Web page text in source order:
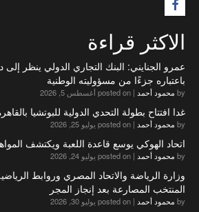
الاكثر قراءة
عمرو الجنايني: البنك التجاري الدولي ينظر
باعتباره جزءًا من مسؤوليته الوطنية
by محمود أحمد | posted on أغسطس 5, 2026
غدا افتتاح بطولة التحدي الدولية للبوتشيا بالقاهرة
by محمود أحمد | posted on يوليو 25, 2026
اتحاد الهوكي يوسع قاعدة اللعبة ويكتشف
by محمود أحمد | posted on يوليو 24, 2026
وزارة الرياضة والاتحاد المصري وروابط
المنتخب المصارعة بعد إنجاز المجر
by محمود أحمد | posted on يوليو 30, 2026